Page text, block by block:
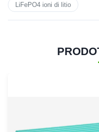
LiFePO4 ioni di litio